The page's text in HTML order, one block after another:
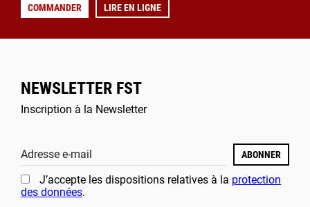
COMMANDER LIRE EN LIGNE
NEWSLETTER FST
Inscription à la Newsletter
Adresse e-mail ABONNER
J’accepte les dispositions relatives à la protection
des données.